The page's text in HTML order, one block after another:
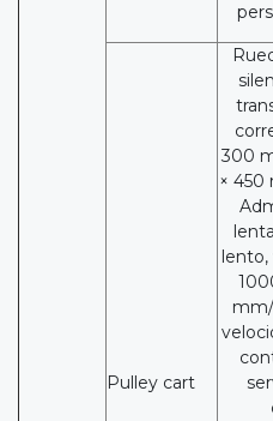
Pulley cart
300
× 450
lento,